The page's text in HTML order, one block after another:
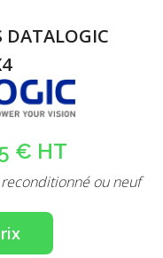
DATALOGIC
€ HT
ou neuf